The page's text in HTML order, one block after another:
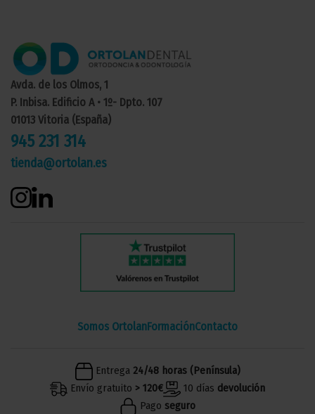
Avda. de los Olmos, 1
P. Inbisa. Edificio A • 1º- Dpto. 107
01013 Vitoria (España)
945 231 314
tienda@ortolan.es
Somos OrtolanFormaciónContacto
Entrega 24/48 horas (Península)
Envío gratuito > 120€ 10 días devolución
Pago seguro